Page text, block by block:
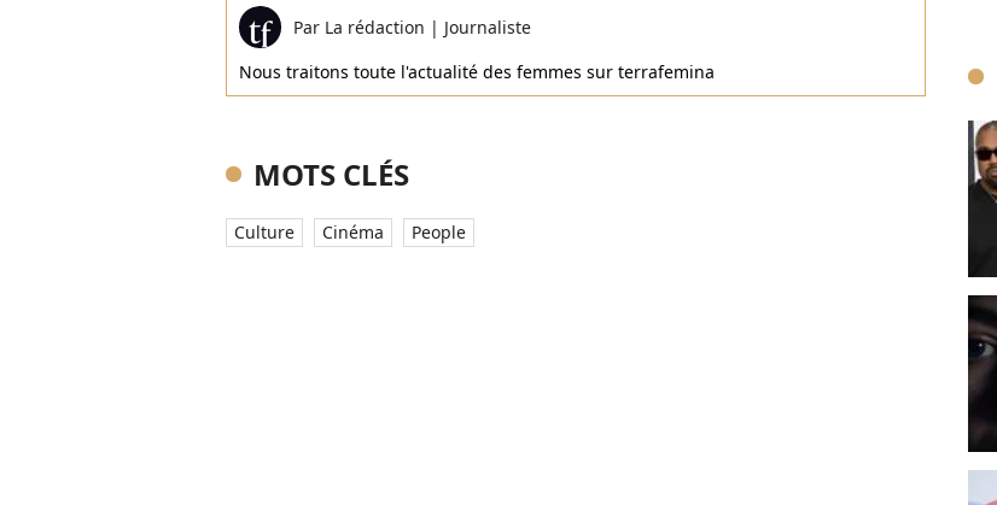
Par La rédaction | Journaliste
Nous traitons toute l'actualité des femmes sur terrafemina
MOTS CLÉS
Culture Cinéma People